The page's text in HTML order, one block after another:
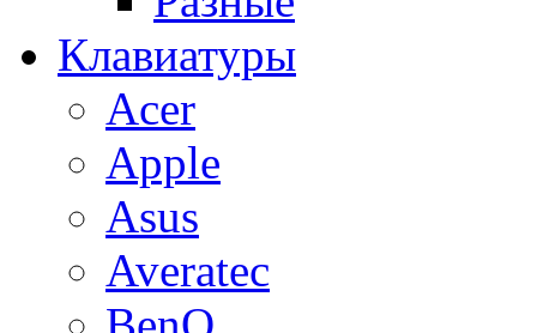
Клавиатуры
Acer
Apple
Asus
Averatec